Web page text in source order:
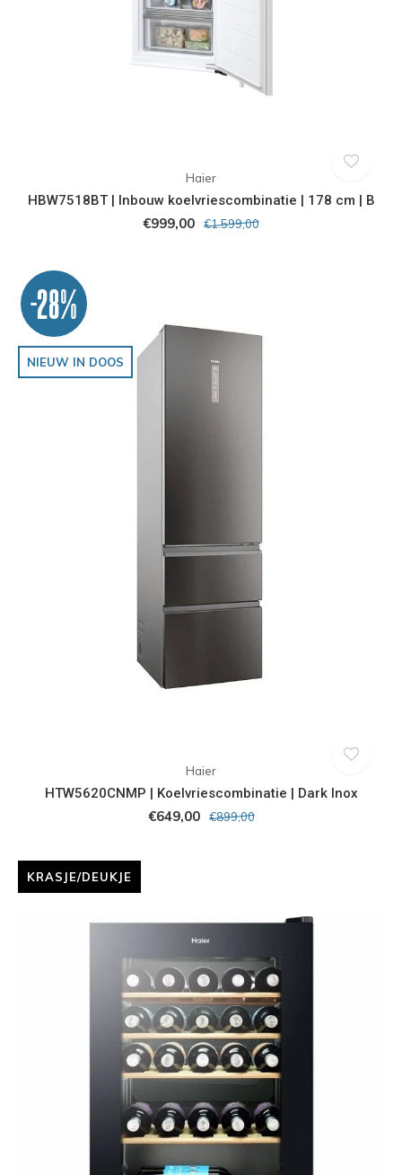
Haier
HBW7518BT | Inbouw koelvriescombinatie | 178 cm | B
€999,00 €1.599,00
-28%
NIEUW IN DOOS
Haier
HTW5620CNMP | Koelvriescombinatie | Dark Inox
€649,00 €899,00
KRASJE/DEUKJE